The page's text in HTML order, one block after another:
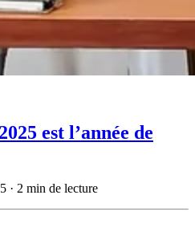
est l’année de
· 2 min de lecture